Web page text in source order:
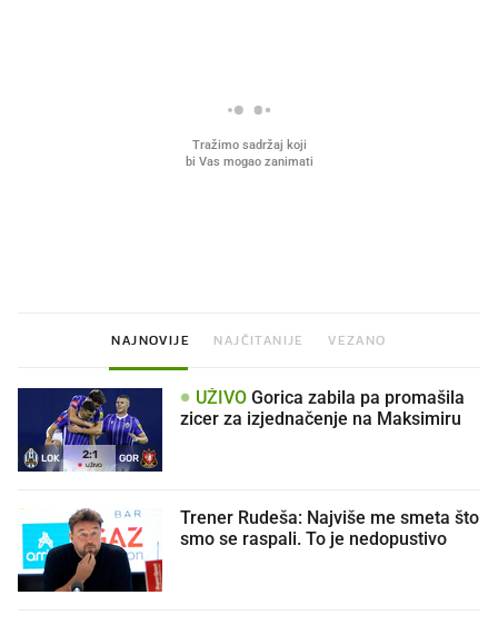
NAJNOVIJE NAJČITANIJE VEZANO
LOK 2:1
UŽIVO
GOR
UŽIVO
zicer za izjednačenje na Maksimiru
Trener Rudeša: Najviše me smeta što
smo se raspali. To je nedopustivo